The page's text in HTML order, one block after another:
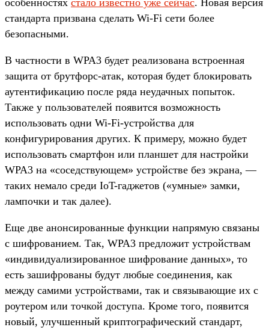
стандарта призвана сделать Wi-Fi сети более
безопасными.
В частности в WPA3 будет реализована встроенная
защита от брутфорс-атак, которая будет блокировать
аутентификацию после ряда неудачных попыток.
Также у пользователей появится возможность
использовать одни Wi-Fi-устройства для
конфигурирования других. К примеру, можно будет
использовать смартфон или планшет для настройки
WPA3 на «соседствующем» устройстве без экрана, —
таких немало среди IoT-гаджетов («умные» замки,
лампочки и так далее).
Еще две анонсированные функции напрямую связаны
с шифрованием. Так, WPA3 предложит устройствам
«индивидуализированное шифрование данных», то
есть зашифрованы будут любые соединения, как
между самими устройствами, так и связывающие их с
роутером или точкой доступа. Кроме того, появится
новый, улучшенный криптографический стандарт,